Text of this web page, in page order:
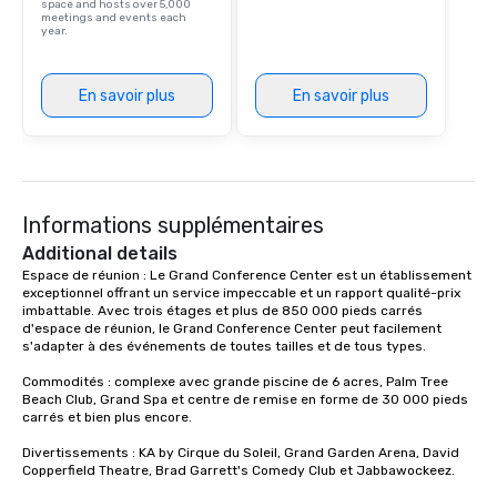
space and hosts over 5,000
meetings and events each
year.
En savoir plus En savoir plus
Informations supplémentaires
Additional details
Espace de réunion : Le Grand Conference Center est un établissement
exceptionnel offrant un service impeccable et un rapport qualité-prix
imbattable. Avec trois étages et plus de 850 000 pieds carrés
d'espace de réunion, le Grand Conference Center peut facilement
s'adapter à des événements de toutes tailles et de tous types.
Commodités : complexe avec grande piscine de 6 acres, Palm Tree
Beach Club, Grand Spa et centre de remise en forme de 30 000 pieds
carrés et bien plus encore.
Divertissements : KA by Cirque du Soleil, Grand Garden Arena, David
Copperfield Theatre, Brad Garrett's Comedy Club et Jabbawockeez.